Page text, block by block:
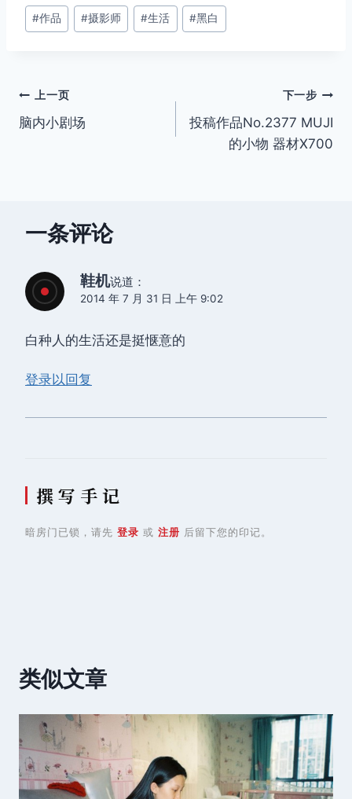
文
章
#作品 #摄影师 #生活 #黑白
文
章
上一页
脑内小剧场
下一步
投稿作品No.2377 MUJI
的小物 器材X700
一条评论
鞋机说道：
2014 年 7 月 31 日 上午 9:02
白种人的生活还是挺惬意的
登录以回复
撰 写 手 记
暗房门已锁，请先 登录 或 注册 后留下您的印记。
类似文章